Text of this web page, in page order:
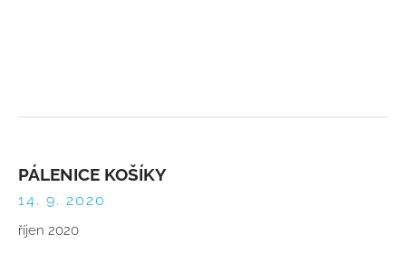
PÁLENICE KOŠÍKY
14. 9. 2020
říjen 2020